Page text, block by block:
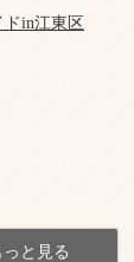
in江東区